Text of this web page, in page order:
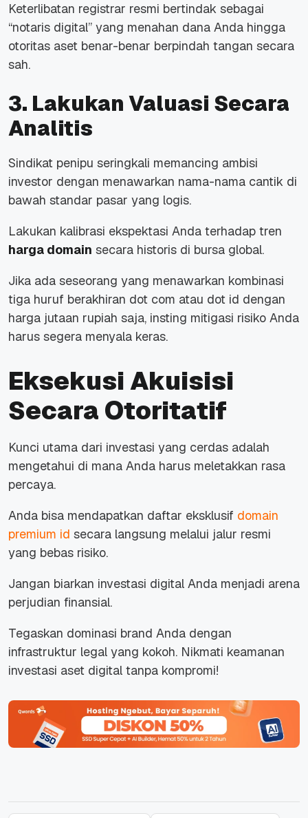
Keterlibatan registrar resmi bertindak sebagai
“notaris digital” yang menahan dana Anda hingga
otoritas aset benar-benar berpindah tangan secara
sah.
3. Lakukan Valuasi Secara
Analitis
Sindikat penipu seringkali memancing ambisi
investor dengan menawarkan nama-nama cantik di
bawah standar pasar yang logis.
Lakukan kalibrasi ekspektasi Anda terhadap tren
harga domain secara historis di bursa global.
Jika ada seseorang yang menawarkan kombinasi
tiga huruf berakhiran dot com atau dot id dengan
harga jutaan rupiah saja, insting mitigasi risiko Anda
harus segera menyala keras.
Eksekusi Akuisisi
Secara Otoritatif
Kunci utama dari investasi yang cerdas adalah
mengetahui di mana Anda harus meletakkan rasa
percaya.
Anda bisa mendapatkan daftar eksklusif domain
premium id secara langsung melalui jalur resmi
yang bebas risiko.
Jangan biarkan investasi digital Anda menjadi arena
perjudian finansial.
Tegaskan dominasi brand Anda dengan
infrastruktur legal yang kokoh. Nikmati keamanan
investasi aset digital tanpa kompromi!